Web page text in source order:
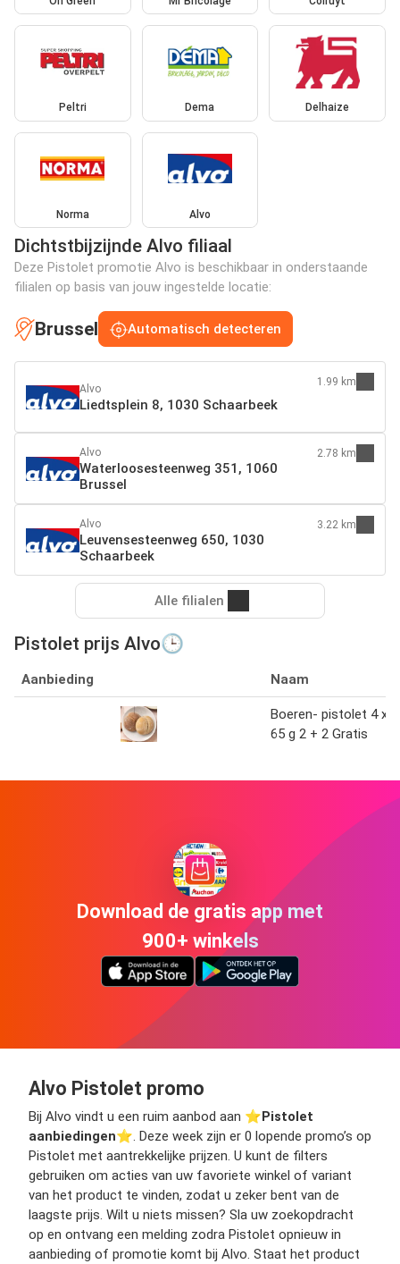
Peltri Dema Delhaize
Norma Alvo
Dichtstbijzijnde Alvo filiaal
Deze Pistolet promotie Alvo is beschikbaar in onderstaande
filialen op basis van jouw ingestelde locatie:
Brussel Automatisch detecteren
Alvo
Liedtsplein 8, 1030 Schaarbeek
1.99 km
Alvo
Waterloosesteenweg 351, 1060
Brussel
2.78 km
Alvo
Leuvensesteenweg 650, 1030
Schaarbeek
3.22 km
Alle filialen
Pistolet prijs Alvo🕒
Aanbieding Naam
Boeren- pistolet 4 x
65 g 2 + 2 Gratis
Download de gratis app met
900+ winkels
Alvo Pistolet promo
Bij Alvo vindt u een ruim aanbod aan ⭐️ Pistolet
aanbiedingen⭐️. Deze week zijn er 0 lopende promo’s op
Pistolet met aantrekkelijke prijzen. U kunt de filters
gebruiken om acties van uw favoriete winkel of variant
van het product te vinden, zodat u zeker bent van de
laagste prijs. Wilt u niets missen? Sla uw zoekopdracht
op en ontvang een melding zodra Pistolet opnieuw in
aanbieding of promotie komt bij Alvo. Staat het product